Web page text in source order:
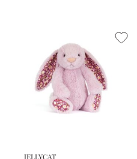
JELLYCAT